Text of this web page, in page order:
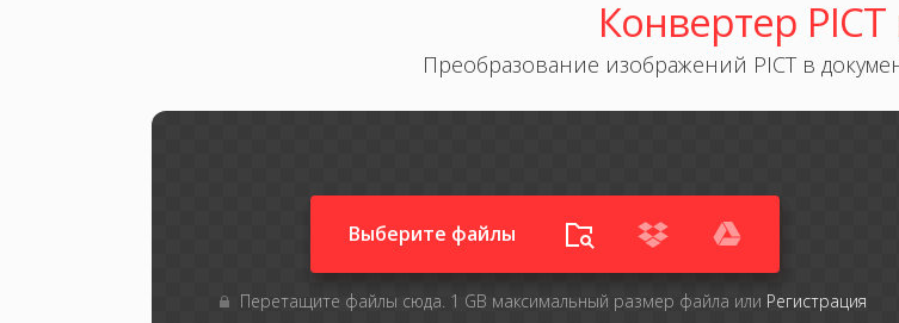
Конвертер PICT
Преобразование изображений PICT в
Выберите файлы
Перетащите файлы сюда. 1 GB максимальный размер файла или Регистрация